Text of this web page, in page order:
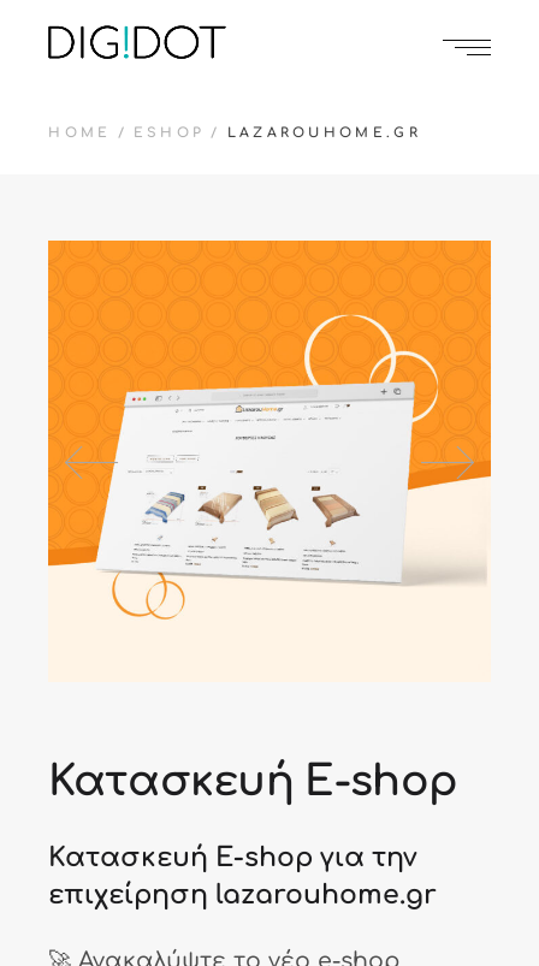
HOME ESHOP LAZAROUHOME.GR
Κατασκευή E-shop
Κατασκευή E-shop για την
επιχείρηση lazarouhome.gr
🚀 Ανακαλύψτε το νέο e-shop